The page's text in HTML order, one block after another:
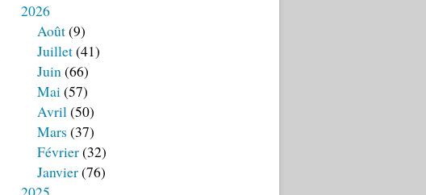
2026
Août(9)
Juillet(41)
Juin(66)
Mai(57)
Avril(50)
Mars (37)
Février(32)
Janvier(76)